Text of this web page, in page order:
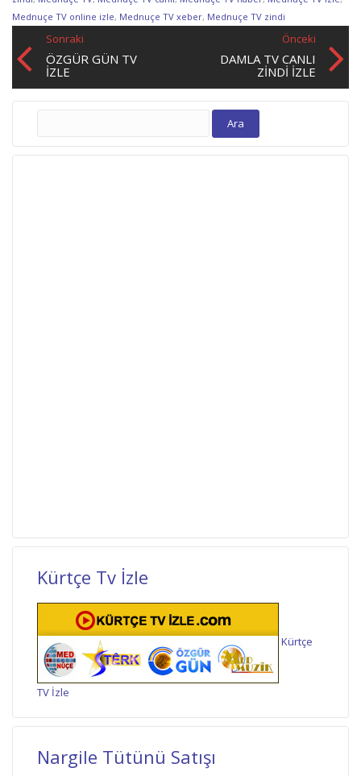
Mednuçe TV online izle, Mednuçe TV xeber, Mednuçe TV zindi
Sonraki
ÖZGÜR GÜN TV
IZLE
Önceki
DAMLA TV CANLI
ZINDI İZLE
Arama:
Kürtçe Tv İzle
Kürtçe
TV İzle
Nargile Tütünü Satışı